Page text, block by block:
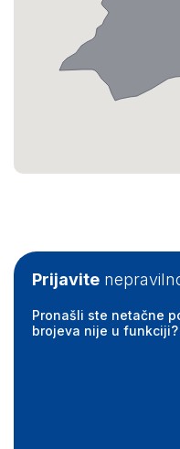
Prijavite
Pronašli ste netačne
brojeva nije u funkciji?